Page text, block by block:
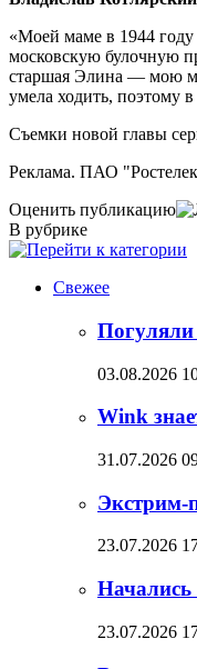
«Моей маме в 1944 году
московскую булочную
старшая Элина — мою
умела ходить, поэтому
Съемки новой главы
Реклама. ПАО
Оценить публикацию
В рубрике
Свежее
03.08.2026
Wink
31.07.2026
Экстрим-
23.07.2026
Начались
23.07.2026